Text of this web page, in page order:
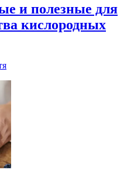
и полезные для
кислородных